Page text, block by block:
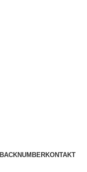
BACKNUMBERKONTAKT